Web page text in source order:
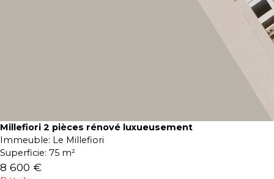
Millefiori 2 pièces rénové luxueusement
Immeuble: Le Millefiori
Superficie: 75 m²
8 600 €